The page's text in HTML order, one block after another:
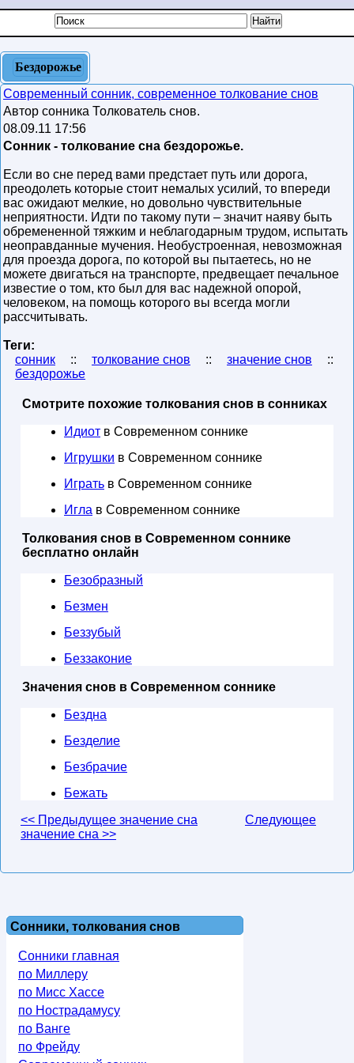
Бездорожье
Современный сонник, современное толкование снов
Автор сонника Толкователь снов.
08.09.11 17:56
Сонник - толкование сна бездорожье.
Если во сне перед вами предстает путь или дорога,
преодолеть которые стоит немалых усилий, то впереди
вас ожидают мелкие, но довольно чувствительные
неприятности. Идти по такому пути – значит наяву быть
обремененной тяжким и неблагодарным трудом, испытать
неоправданные мучения. Необустроенная, невозможная
для проезда дорога, по которой вы пытаетесь, но не
можете двигаться на транспорте, предвещает печальное
известие о том, кто был для вас надежной опорой,
человеком, на помощь которого вы всегда могли
рассчитывать.
Теги:
сонник
:: толкование снов :: значение снов
::
бездорожье
Смотрите похожие толкования снов в сонниках
Идиот в Современном соннике
Игрушки в Современном соннике
Играть в Современном соннике
Игла в Современном соннике
Толкования снов в Современном соннике
бесплатно онлайн
Безобразный
Безмен
Беззубый
Беззаконие
Значения снов в Современном соннике
Бездна
Безделие
Безбрачие
Бежать
<< Предыдущее значение сна
Следующее
значение сна >>
Сонники, толкования снов
Сонники главная
по Миллеру
по Мисс Хассе
по Нострадамусу
по Ванге
по Фрейду